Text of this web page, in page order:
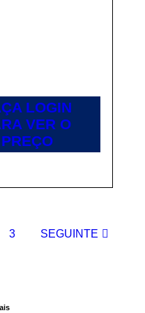
LOGIN
VER O
PREÇO
3 SEGUINTE